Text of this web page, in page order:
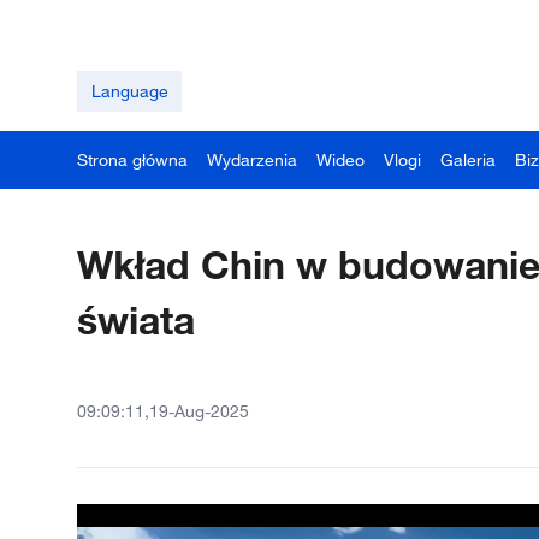
Language
Strona główna Wydarzenia Wideo Vlogi Galeria
Wkład Chin w
świata
09:09:11,19-Aug-2025